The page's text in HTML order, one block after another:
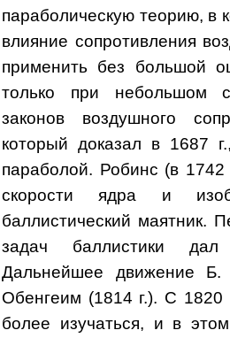
параболическую теорию, в
влияние сопротивления
применить без большой
только при небольшом
законов воздушного
который доказал в 1687
параболой. Робинс (в
скорости ядра и
баллистический маятник.
задач баллистики
Дальнейшее движение
Обенгеим (1814 г.). С 1820
более изучаться, и в